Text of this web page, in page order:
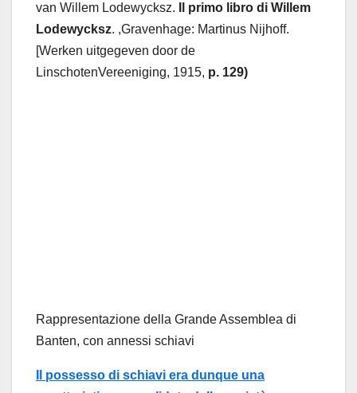
van Willem Lodewycksz. Il primo libro di Willem
Lodewycksz. ,Gravenhage: Martinus Nijhoff.
[Werken uitgegeven door de
LinschotenVereeniging, 1915, p. 129)
Rappresentazione della Grande Assemblea di
Banten, con annessi schiavi
Il possesso di schiavi era dunque una